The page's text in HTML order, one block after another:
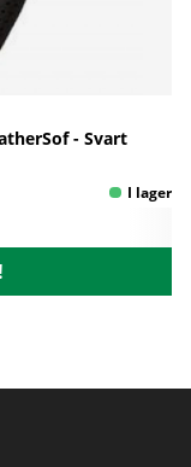
- Svart